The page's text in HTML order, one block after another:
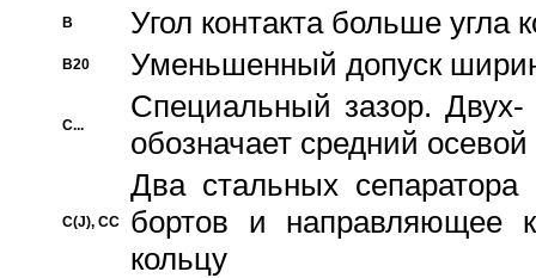
B Угол контакта больше угла
B20 Уменьшенный допуск
C...
Специальный зазор.
обозначает средний
C(J), CC
Два стальных сепаратора
бортов и направляющее
кольцу